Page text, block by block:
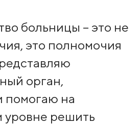
больницы – это не
это полномочия
орган,
помогаю на
решить